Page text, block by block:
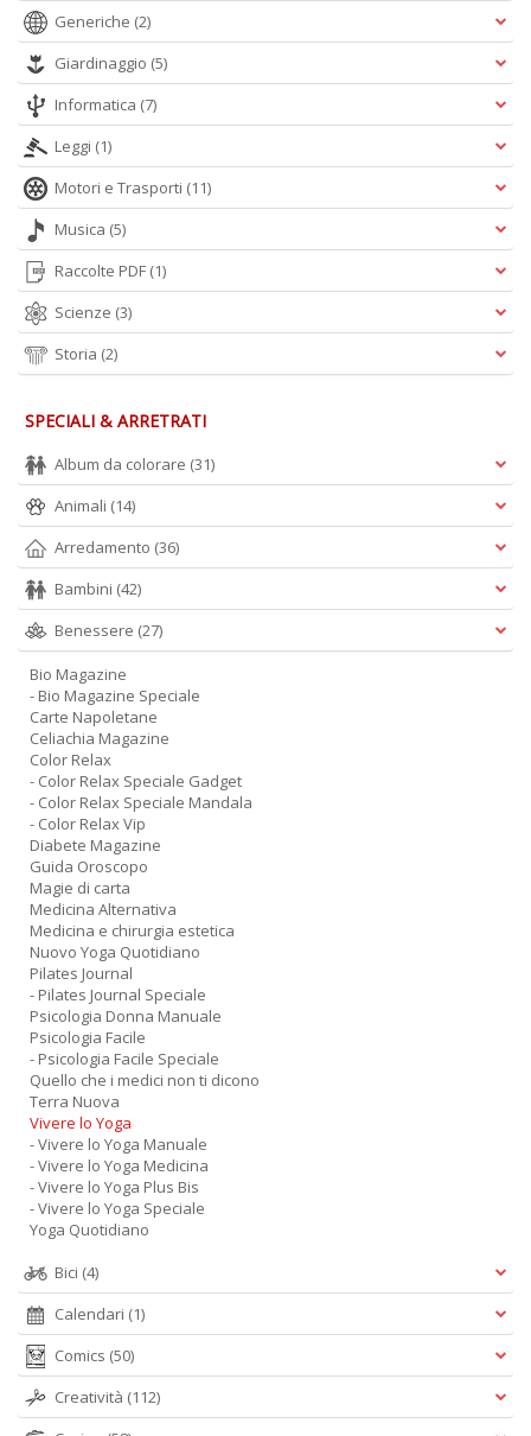
Generiche (2)
Giardinaggio (5)
Informatica (7)
Leggi (1)
Motori e Trasporti (11)
Musica (5)
Raccolte PDF (1)
Scienze (3)
Storia (2)
SPECIALI & ARRETRATI
Album da colorare (31)
Animali (14)
Arredamento (36)
Bambini (42)
Benessere (27)
Bio Magazine
- Bio Magazine Speciale
Carte Napoletane
Celiachia Magazine
Color Relax
- Color Relax Speciale Gadget
- Color Relax Speciale Mandala
- Color Relax Vip
Diabete Magazine
Guida Oroscopo
Magie di carta
Medicina Alternativa
Medicina e chirurgia estetica
Nuovo Yoga Quotidiano
Pilates Journal
- Pilates Journal Speciale
Psicologia Donna Manuale
Psicologia Facile
- Psicologia Facile Speciale
Quello che i medici non ti dicono
Terra Nuova
Vivere lo Yoga
- Vivere lo Yoga Manuale
- Vivere lo Yoga Medicina
- Vivere lo Yoga Plus Bis
- Vivere lo Yoga Speciale
Yoga Quotidiano
Bici (4)
Calendari (1)
Comics (50)
Creatività (112)